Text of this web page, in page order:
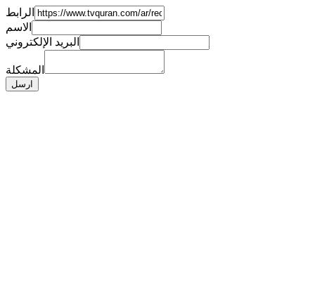
الرابط
الاسم
البريد الإلكتروني
المشكلة
ارسل